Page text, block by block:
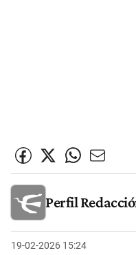
Perfil
19-02-2026 15:24